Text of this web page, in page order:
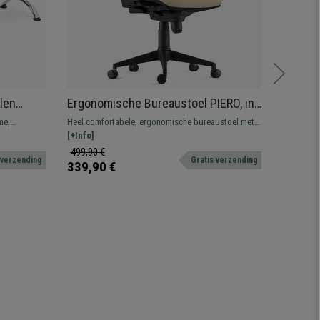
van
Ergonomische Bureaustoel PIERO, in
Beige Stof, met Verstelbare
Armleuningen
Heel comfortabele, ergonomische bureaustoel met
dikke vulling en verstelbare armleuningen. Maximaal
comfort, geschikt voor intensief gebruik.
[+Info]
499,90 €
339,90 € Gratis verzending